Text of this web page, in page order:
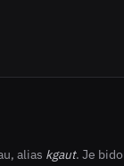
alias kgaut. Je